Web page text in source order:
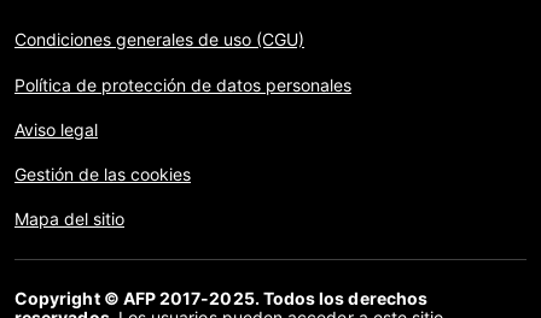
Condiciones generales de uso (CGU)
Política de protección de datos personales
Aviso legal
Gestión de las cookies
Mapa del sitio
Copyright © AFP 2017-2025. Todos los derechos